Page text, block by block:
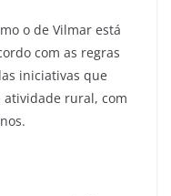
o de Vilmar está
com as regras
iniciativas que
atividade rural, com